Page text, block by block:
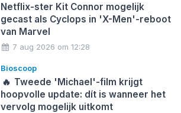
Netflix-ster Kit Connor mogelijk
gecast als Cyclops in 'X-Men'-reboot
van Marvel
7 aug 2026 om 12:28
Bioscoop
🔥 Tweede 'Michael'-film krijgt
hoopvolle update: dít is wanneer het
vervolg mogelijk uitkomt